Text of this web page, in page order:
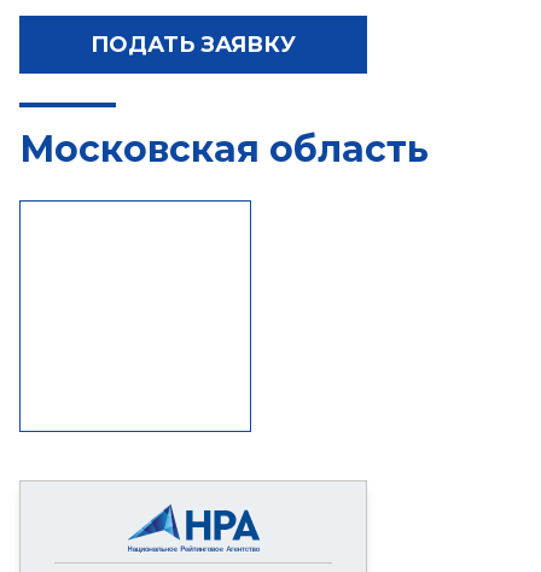
ПОДАТЬ ЗАЯВКУ
Московская область